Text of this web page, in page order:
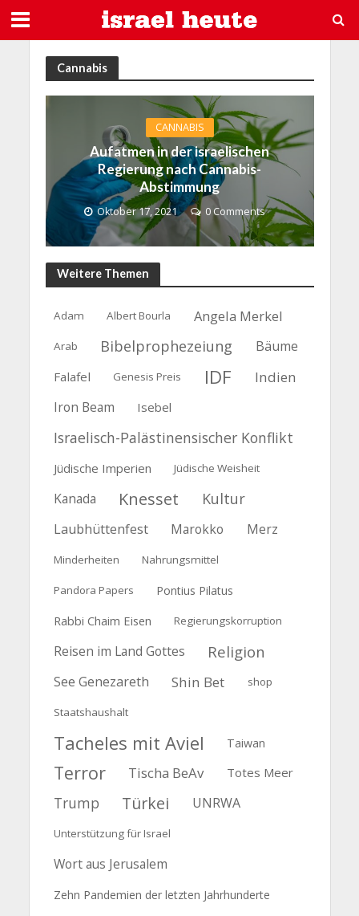
Cannabis
CANNABIS
Aufatmen in der israelischen
Regierung nach Cannabis-
Abstimmung
Oktober 17, 2021 0 Comments
Weitere Themen
Adam Albert Bourla Angela Merkel
Arab Bibelprophezeiung Bäume
Falafel Genesis Preis IDF Indien
Iron Beam Isebel
Israelisch-Palästinensischer Konflikt
Jüdische Imperien Jüdische Weisheit
Kanada Knesset Kultur
Laubhüttenfest Marokko Merz
Minderheiten Nahrungsmittel
Pandora Papers Pontius Pilatus
Rabbi Chaim Eisen Regierungskorruption
Reisen im Land Gottes Religion
See Genezareth Shin Bet shop
Staatshaushalt
Tacheles mit Aviel Taiwan
Terror Tischa BeAv Totes Meer
Trump Türkei UNRWA
Unterstützung für Israel
Wort aus Jerusalem
Zehn Pandemien der letzten Jahrhunderte